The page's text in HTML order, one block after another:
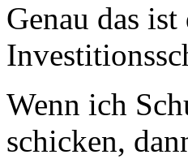
Genau das
Wenn ich
schicken,